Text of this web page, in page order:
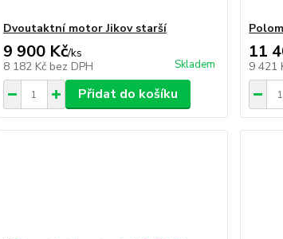
Dvoutaktní motor Jikov starší
9 900 Kč/ks
8 182 Kč bez DPH Skladem
Přidat do košíku
11
9 421